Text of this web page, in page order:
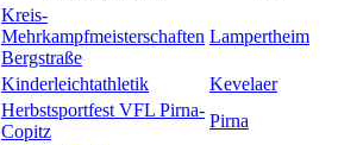
Kreis-
Mehrkampfmeisterschaften
Bergstraße
Lampertheim
Kinderleichtathletik
Kevelaer
Herbstsportfest VFL Pirna-
Copitz
Pirna